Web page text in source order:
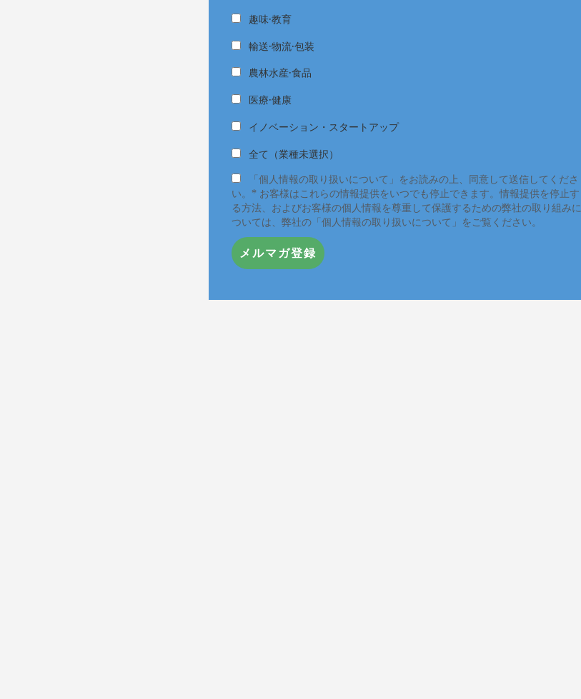
趣味·教育
輸送·物流·包装
農林水産·食品
医療·健康
イノベーション・スタートアップ
全て（業種未選択）
「個人情報の取り扱いについて」をお読みの上、同意して送信してくださ
い。* お客様はこれらの情報提供をいつでも停止できます。情報提供を停止す
る方法、およびお客様の個人情報を尊重して保護するための弊社の取り組みに
ついては、弊社の「個人情報の取り扱いについて」をご覧ください。